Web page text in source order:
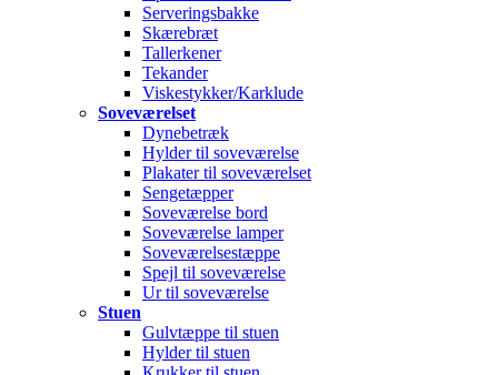
Serveringsbakke
Skærebræt
Tallerkener
Tekander
Viskestykker/Karklude
Soveværelset
Dynebetræk
Hylder til soveværelse
Plakater til soveværelset
Sengetæpper
Soveværelse bord
Soveværelse lamper
Soveværelsestæppe
Spejl til soveværelse
Ur til soveværelse
Stuen
Gulvtæppe til stuen
Hylder til stuen